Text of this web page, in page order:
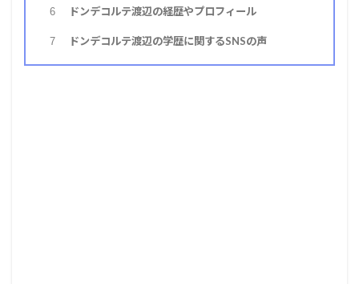
6 ドンデコルテ渡辺の経歴やプロフィール
7 ドンデコルテ渡辺の学歴に関するSNSの声